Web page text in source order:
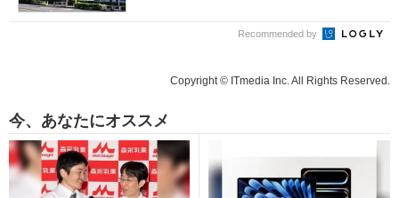
Recommended by
Copyright © ITmedia Inc. All Rights Reserved.
今、あなたにオススメ